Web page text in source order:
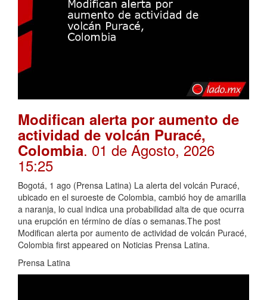
Modifican alerta por aumento de
actividad de volcán Puracé,
Colombia. 01 de Agosto, 2026
15:25
Bogotá, 1 ago (Prensa Latina) La alerta del volcán Puracé,
ubicado en el suroeste de Colombia, cambió hoy de amarilla
a naranja, lo cual indica una probabilidad alta de que ocurra
una erupción en término de días o semanas.The post
Modifican alerta por aumento de actividad de volcán Puracé,
Colombia first appeared on Noticias Prensa Latina.
Prensa Latina